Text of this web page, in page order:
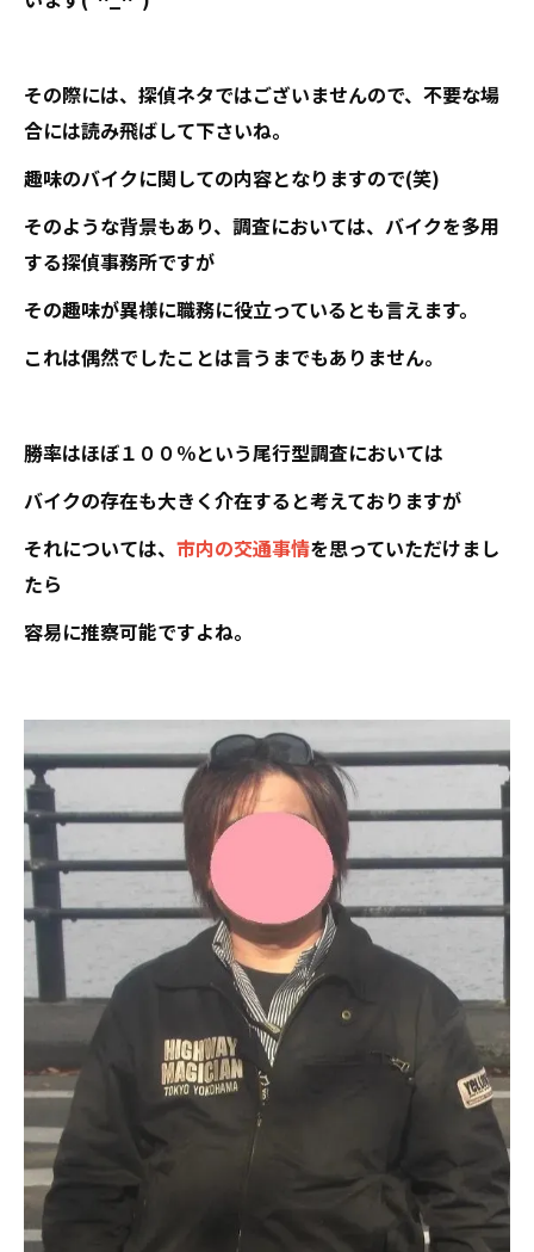
その際には、探偵ネタではございませんので、不要な場
合には読み飛ばして下さいね。
趣味のバイクに関しての内容となりますので(笑)
そのような背景もあり、調査においては、バイクを多用
する探偵事務所ですが
その趣味が異様に職務に役立っているとも言えます。
これは偶然でしたことは言うまでもありません。
勝率はほぼ１００％という尾行型調査においては
バイクの存在も大きく介在すると考えておりますが
それについては、 市内の交通事情を思っていただけまし
たら
容易に推察可能ですよね。